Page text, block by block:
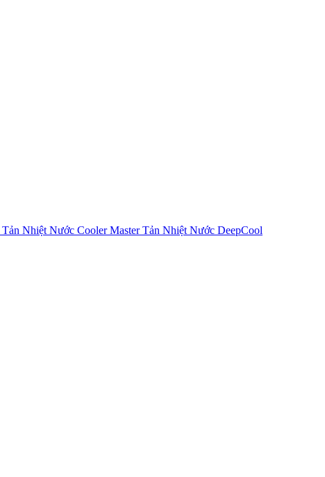
Tản Nhiệt Nước Cooler MasterTản Nhiệt Nước DeepCool